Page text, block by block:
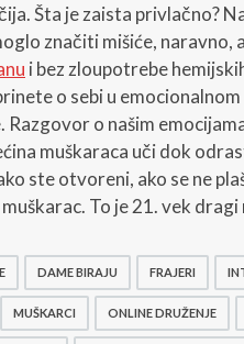
Šta je zaista privlačno?
značiti mišiće,
i bez zloupotrebe
o sebi u
Razgovor o našim
muškaraca uči dok
ste otvoreni, ako se ne
To je 21. vek
DAME BIRAJU FRAJERI
MUŠKARCI ONLINE DRUŽENJE